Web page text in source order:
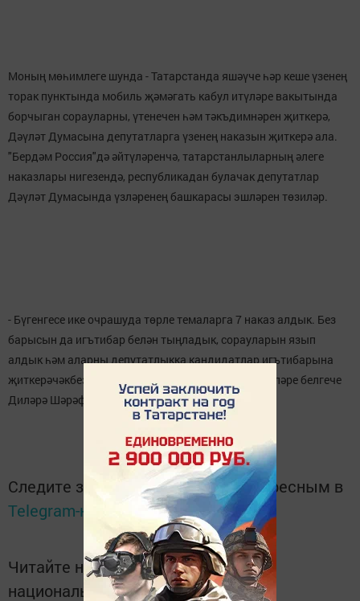
Моның мөһимлеге шунда - Татарстанда яшәүче һәр кеше үзенең
торак пунктында мобиль җәмәгать кабул итүләре вакытында
борчыган сорауларны, үтенечен һәм тәкъдимнәрен җиткерә,
Дәүләт Думасына депутатларга үзенең наказын җиткерә ала.
"Бердәм Россия"дә әйтүләренчә, татарстанлыларның әлеге
наказлары нигезендә, республикадан булачак депутатлар
Дәүләт Думасында үзләренең башкарасы эшләрен төзиләр.
- Бүгенгесе ике очрашуда төрле темаларга 7 наказ алдык. Без
барысын да игътибар белән тыңладык, сорауларын язып
алдык һәм аларны депутатлыкка кандидатлар игътибарына
җиткерәчәкбез, - диде мобиль җәмәгать кабул итүләре белгече
Диләрә Шәрәфиева.
Следите за самым важным и интересным в
Telegram-канале
Татмедиа
Читайте новости Татарстана в
национальном мессенджере MАХ: